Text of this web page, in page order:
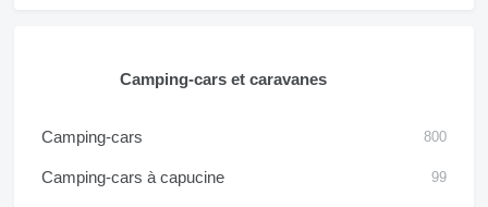
Camping-cars et caravanes
Camping-cars 800
Camping-cars à capucine 99